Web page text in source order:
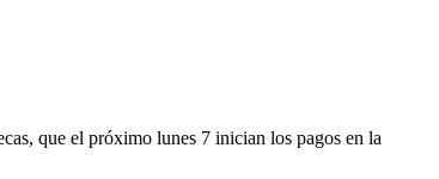
que el próximo lunes 7 inician los pagos en la